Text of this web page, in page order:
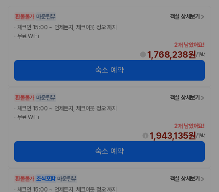
환불불가 마운틴뷰
객실 상세보기
· 체크인 15:00 ~ 언제든지, 체크아웃 정오 까지
· 무료 WiFi
2개 남았어요!
1,768,238원/1박
숙소 예약
환불불가 마운틴뷰
객실 상세보기
· 체크인 15:00 ~ 언제든지, 체크아웃 정오 까지
· 무료 WiFi
2개 남았어요!
1,943,135원/1박
숙소 예약
환불불가 조식포함 마운틴뷰
객실 상세보기
· 체크인 15:00 ~ 언제든지, 체크아웃 정오 까지